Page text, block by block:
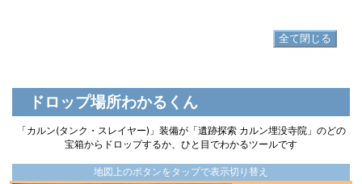
全て閉じる
ドロップ場所わかるくん
「カルン(タンク・スレイヤー)」装備が「遺跡探索 カルン埋没寺院」のどの
宝箱からドロップするか、ひと目でわかるツールです
地図上のボタンをタップで表示切り替え